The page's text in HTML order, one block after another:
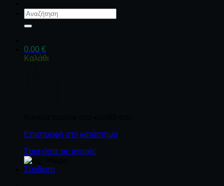
Αναζήτηση
για:
0.00 €
Καλάθι
Επιστροφή στο κατάστημα
Συνεχίστε τις αγορές
Σύνδεση